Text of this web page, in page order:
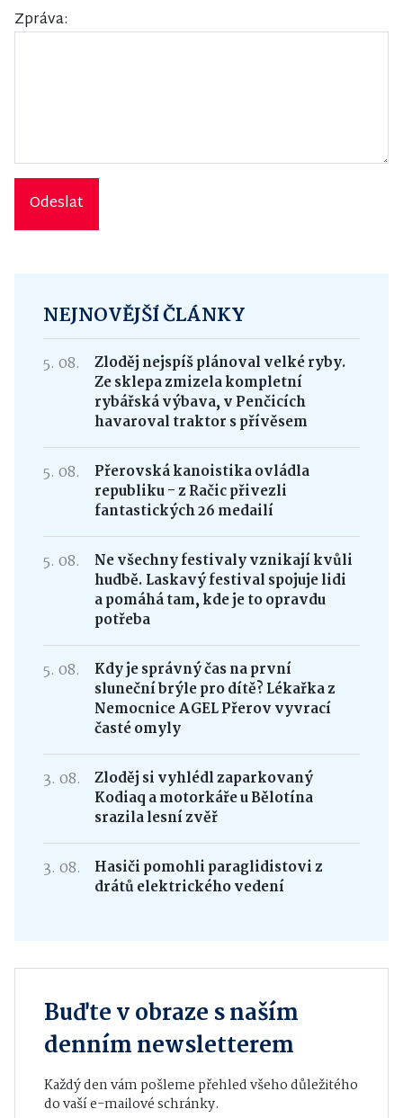
Zpráva:
Odeslat
NEJNOVĚJŠÍ ČLÁNKY
5. 08.
Zloděj nejspíš plánoval velké ryby.
Ze sklepa zmizela kompletní
rybářská výbava, v Penčicích
havaroval traktor s přívěsem
5. 08.
Přerovská kanoistika ovládla
republiku - z Račic přivezli
fantastických 26 medailí
5. 08.
Ne všechny festivaly vznikají kvůli
hudbě. Laskavý festival spojuje lidi
a pomáhá tam, kde je to opravdu
potřeba
5. 08.
Kdy je správný čas na první
sluneční brýle pro dítě? Lékařka z
Nemocnice AGEL Přerov vyvrací
časté omyly
3. 08.
Zloděj si vyhlédl zaparkovaný
Kodiaq a motorkáře u Bělotína
srazila lesní zvěř
3. 08.
Hasiči pomohli paraglidistovi z
drátů elektrického vedení
Buďte v obraze s naším
denním newsletterem
Každý den vám pošleme přehled všeho důležitého
do vaší e-mailové schránky.